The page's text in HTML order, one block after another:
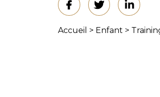
Accueil > Enfant >